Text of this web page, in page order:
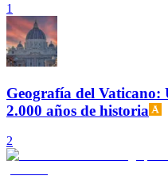
1
Geografía del
2.000 años de historia
2